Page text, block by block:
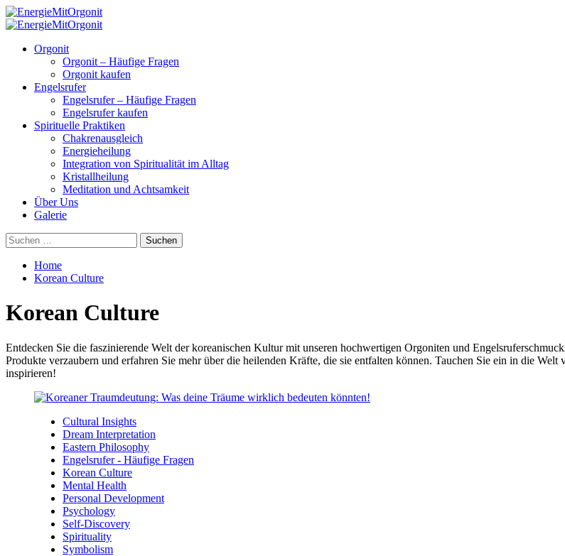
Skip
to
Primary
Orgonit
Orgonit – Häufige Fragen
Orgonit kaufen
Engelsrufer
Engelsrufer – Häufige Fragen
Engelsrufer kaufen
Spirituelle Praktiken
Chakrenausgleich
Energieheilung
Integration von Spiritualität im Alltag
Kristallheilung
Meditation und Achtsamkeit
Über Uns
Galerie
Suchen
nach:
Home
Korean Culture
Korean Culture
Entdecken Sie die faszinierende Welt der koreanischen Kultur mit unseren hochwertigen Orgoniten und
Produkte verzaubern und erfahren Sie mehr über die heilenden Kräfte, die sie entfalten können. Tauchen Sie ein in die
inspirieren!
Cultural Insights
Dream Interpretation
Eastern Philosophy
Engelsrufer - Häufige Fragen
Korean Culture
Mental Health
Personal Development
Psychology
Self-Discovery
Spirituality
Symbolism